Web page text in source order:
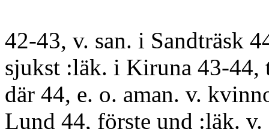
42-43, v. san. i Sandträsk
sjukst :läk. i Kiruna 43-44,
där 44, e. o. aman. v.
Lund 44, förste und :läk.